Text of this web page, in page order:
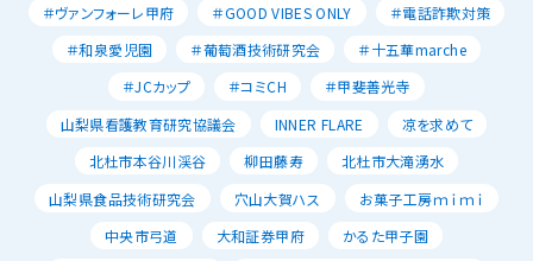
＃ヴァンフォーレ甲府
＃GOOD VIBES ONLY
＃電話詐欺対策
＃和泉愛児園
＃葡萄酒技術研究会
＃十五華marche
＃JCカップ
＃コミCH
＃甲斐善光寺
山梨県看護教育研究協議会
INNER FLARE
凉を求めて
北杜市本谷川渓谷
柳田藤寿
北杜市大滝湧水
山梨県食品技術研究会
穴山大賀ハス
お菓子工房ｍｉｍｉ
中央市弓道
大和証券甲府
かるた甲子園